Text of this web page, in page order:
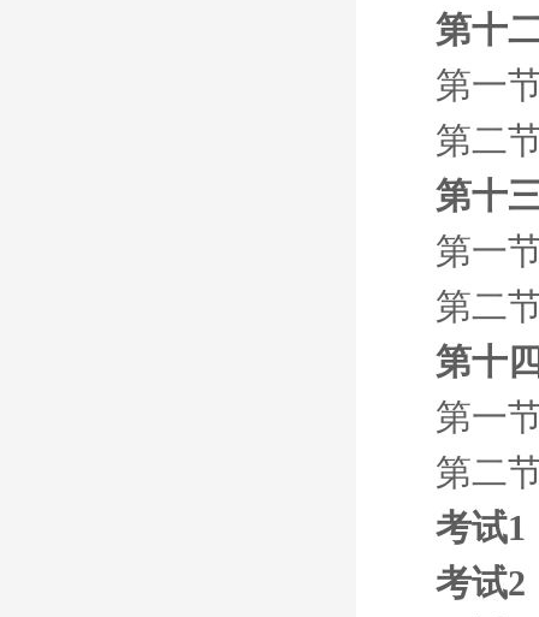
第十
第一
第二
第十
第一
第二
第十
第一
第二
考试1
考试2